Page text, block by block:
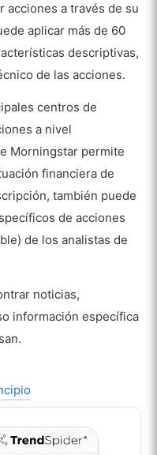
acciones a través de su
aplicar más de 60
descriptivas,
de las acciones.
centros de
a nivel
Morningstar permite
financiera de
también puede
de acciones
de los analistas de
noticias,
información específica